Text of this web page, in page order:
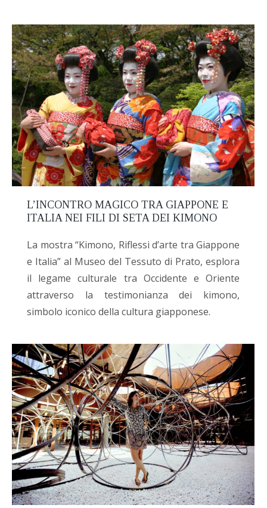
L’INCONTRO MAGICO TRA GIAPPONE E
ITALIA NEI FILI DI SETA DEI KIMONO
La mostra “Kimono, Riflessi d’arte tra Giappone
e Italia” al Museo del Tessuto di Prato, esplora
il legame culturale tra Occidente e Oriente
attraverso la testimonianza dei kimono,
simbolo iconico della cultura giapponese.